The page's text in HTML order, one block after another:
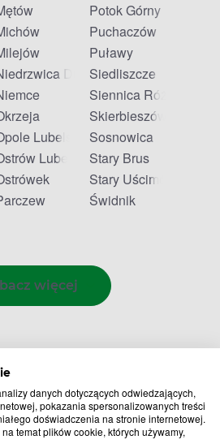
danych dotyczących odwiedzających,
pokazania spersonalizowanych treści
doświadczenia na stronie internetowej.
temat plików cookie, których używamy,
Duża
Lubelskie
Lubelski
Potok Górny
Puchaczów
Puławy
Siedliszcze
Siennica Różana
Skierbieszów
Sosnowica
Stary Brus
Stary Uścimów
Świdnik
więcej